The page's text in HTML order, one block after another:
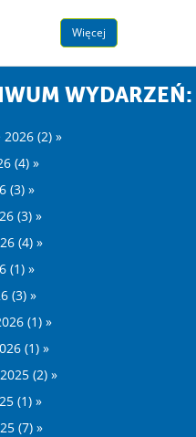
Więcej
WYDARZEŃ:
(2) »
(4) »
(3) »
(3) »
(4) »
(1) »
(3) »
(1) »
(1) »
(2) »
(1) »
(7) »